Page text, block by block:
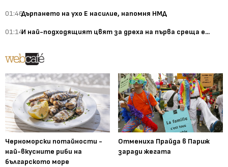
01:46Дърпането на ухо Е насилие, напомня НМД
01:14И най-подходящият цвят за дреха на първа среща е...
Черноморски потайности -
най-вкусните риби на
българското море
Отмениха Прайда в Париж
заради жегата